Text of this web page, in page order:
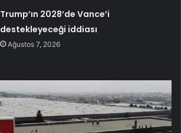
Trump’ın 2028’de Vance’i
destekleyeceği iddiası
Ağustos 7, 2026